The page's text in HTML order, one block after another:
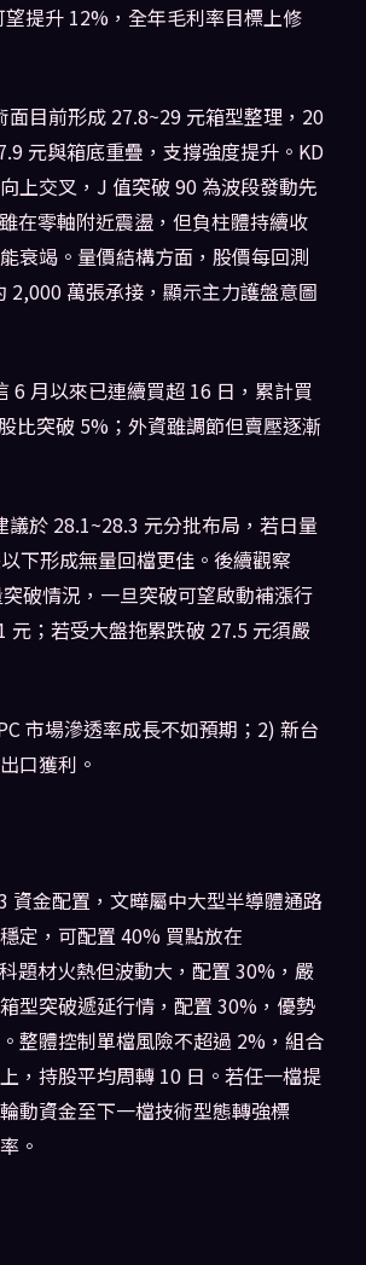
望提升 12%，全年毛利率目標上修
面目前形成 27.8~29 元箱型整理，20
元與箱底重疊，支撐強度提升。KD
上交叉，J 值突破 90 為波段發動先
在零軸附近震盪，但負柱體持續收
衰竭。量價結構方面，股價每回測
2,000 萬張承接，顯示主力護盤意圖
6 月以來已連續買超 16 日，累計買
比突破 5%；外資雖調節但賣壓逐漸
議於 28.1~28.3 元分批布局，若日量
下形成無量回檔更佳。後續觀察
破情況，一旦突破可望啟動補漲行
元；若受大盤拖累跌破 27.5 元須嚴
市場滲透率成長不如預期；2) 新台
口獲利。
資金配置，文曄屬中大型半導體通路
定，可配置 40% 買點放在
題材火熱但波動大，配置 30%，嚴
型突破遞延行情，配置 30%，優勢
整體控制單檔風險不超過 2%，組合
，持股平均周轉 10 日。若任一檔提
動資金至下一檔技術型態轉強標
。